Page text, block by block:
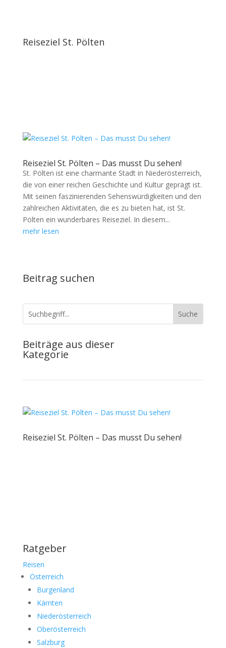
Reiseziel St. Pölten
Reiseziel St. Pölten – Das musst Du sehen!
St. Pölten ist eine charmante Stadt in Niederösterreich,
die von einer reichen Geschichte und Kultur geprägt ist.
Mit seinen faszinierenden Sehenswürdigkeiten und den
zahlreichen Aktivitäten, die es zu bieten hat, ist St.
Pölten ein wunderbares Reiseziel. In diesem...
mehr lesen
Beitrag suchen
Beiträge aus dieser
Kategorie
Reiseziel St. Pölten – Das musst Du sehen!
Ratgeber
Reisen
Österreich
Burgenland
Kärnten
Niederösterreich
Oberösterreich
Salzburg